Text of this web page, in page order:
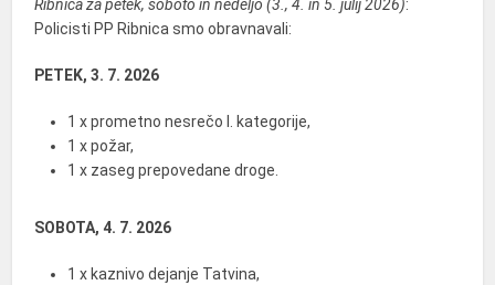
Ribnica za petek, soboto in nedeljo (3., 4. in 5. julij 2026):
Policisti PP Ribnica smo obravnavali:
PETEK, 3. 7. 2026
1 x prometno nesrečo I. kategorije,
1 x požar,
1 x zaseg prepovedane droge.
SOBOTA, 4. 7. 2026
1 x kaznivo dejanje Tatvina,